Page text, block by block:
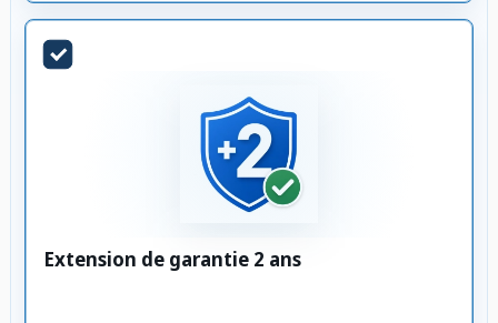
Extension de garantie 2 ans